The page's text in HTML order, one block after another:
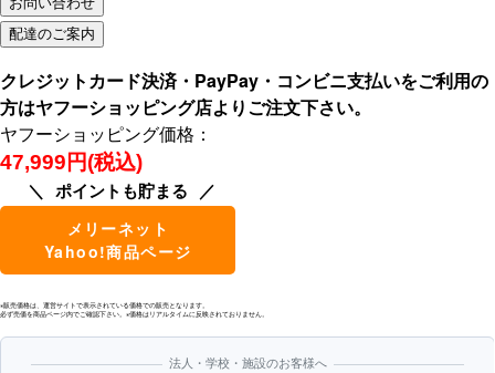
クレジットカード決済・PayPay・コンビニ支払いをご利用の
方はヤフーショッピング店よりご注文下さい。
ヤフーショッピング価格：
47,999円(税込)
ポイントも貯まる
メリーネット
Yahoo!商品ページ
※販売価格は、運営サイトで表示されている価格での販売となります。
必ず売価を商品ページ内でご確認下さい。※価格はリアルタイムに反映されておりません。
法人・学校・施設のお客様へ